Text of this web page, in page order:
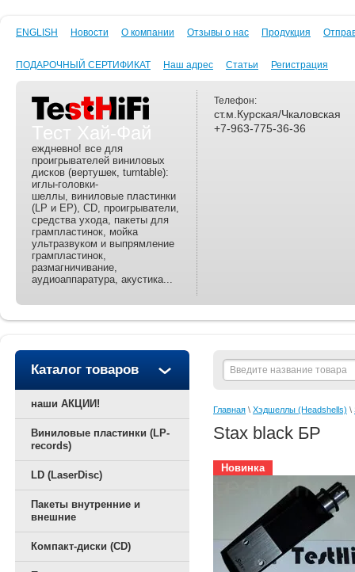
ENGLISH Новости О компании Отзывы о нас Продукция
ПОДАРОЧНЫЙ СЕРТИФИКАТ Наш адрес Статьи Регистрация
Тест Хай-Фай
еждневно! все для
проигрывателей виниловых
дисков (вертушек, turntable):
иглы-головки-
шеллы, виниловые пластинки
(LP и EP), CD, проигрыватели,
средства ухода, пакеты для
грампластинок, мойка
ультразвуком и выпрямление
грампластинок,
размагничивание,
аудиоаппаратура, акустика...
Телефон:
ст.м.Курская/Чкаловская
+7-963-775-36-36
Каталог товаров
наши АКЦИИ!
Виниловые пластинки (LP-
records)
LD (LaserDisc)
Пакеты внутренние и
внешние
Компакт-диски (CD)
Главная \ Хэдшеллы (Headshells) \
Stax black БР
Новинка